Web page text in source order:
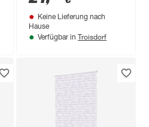
Keine Lieferung nach
Hause
Verfügbar in Troisdorf